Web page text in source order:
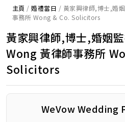
主頁 /婚禮當日 / 黃家興律師,博士,婚
事務所 Wong & Co. Solicitors
黃家興律師,博士,婚姻
Wong 黃律師事務所
Solicitors
WeVow Wedding